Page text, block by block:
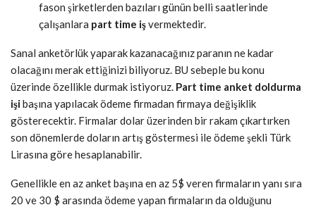
fason şirketlerden bazıları günün belli saatlerinde
çalışanlara part time işvermektedir.
Sanal anketörlük yaparak kazanacağınız paranın ne kadar
olacağını merak ettiğinizi biliyoruz. BU sebeple bu konu
üzerinde özellikle durmak istiyoruz. Part time anket doldurma
işibaşına yapılacak ödeme firmadan firmaya değişiklik
gösterecektir. Firmalar dolar üzerinden bir rakam çıkartırken
son dönemlerde doların artış göstermesi ile ödeme şekli Türk
Lirasına göre hesaplanabilir.
Genellikle en az anket başına en az 5$ veren firmaların yanı sıra
20 ve 30 $ arasında ödeme yapan firmaların da olduğunu